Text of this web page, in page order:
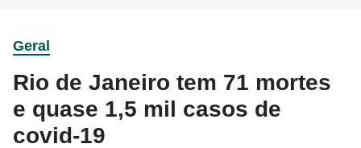
Geral
Rio de Janeiro tem 71 mortes
e quase 1,5 mil casos de
covid-19